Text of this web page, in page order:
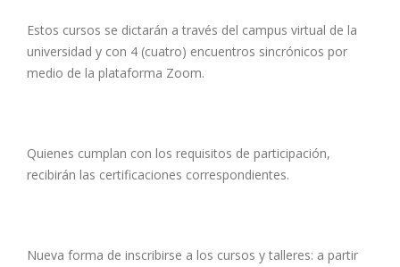
Estos cursos se dictarán a través del campus virtual de la
universidad y con 4 (cuatro) encuentros sincrónicos por
medio de la plataforma Zoom.
Quienes cumplan con los requisitos de participación,
recibirán las certificaciones correspondientes.
Nueva forma de inscribirse a los cursos y talleres: a partir